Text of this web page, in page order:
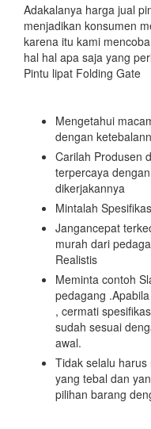
Adakalanya harga jual
menjadikan konsumen
karena itu kami
hal hal apa saja yang
Pintu lipat Folding Gate
Mengetahui
dengan
Carilah Produsen
terpercaya
dikerjakannya
Mintalah
Jangancepat
murah dari
Realistis
Meminta contoh
pedagang
, cermati
sudah sesuai
awal.
Tidak selalu
yang tebal dan
pilihan barang